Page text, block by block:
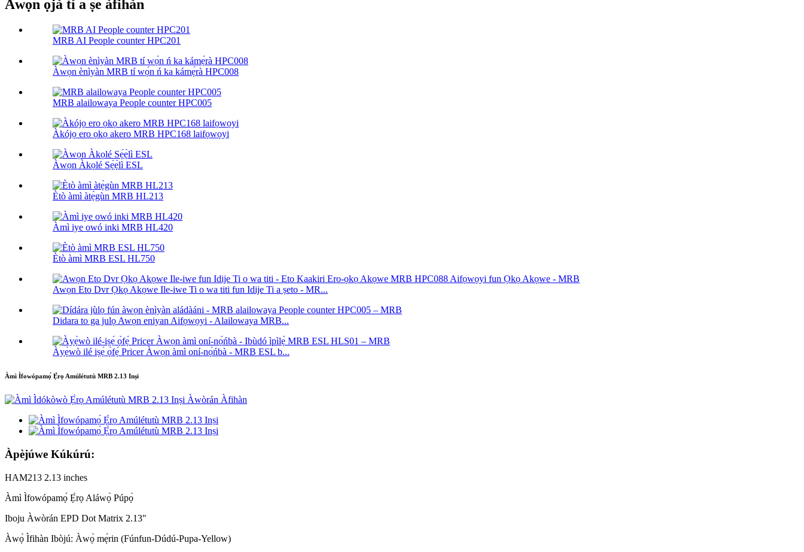
Àwọn ọjà tí a ṣe àfihàn
MRB AI People counter HPC201
Àwọn ènìyàn MRB tí wọ́n ń ka kámẹ́rà HPC008
MRB alailowaya People counter HPC005
Àkójọ ero ọkọ akero MRB HPC168 laifọwọyi
Àwọn Àkọlé Sẹ́ẹ̀lì ESL
Ètò àmì àtẹ̀gùn MRB HL213
Àmì iye owó inki MRB HL420
Ètò àmì MRB ESL HL750
Awọn Eto Dvr Ọkọ Akọwe Ile-iwe Ti o wa titi fun Idije Ti a ṣeto - MR...
Didara to ga julọ Awọn eniyan Aifọwọyi - Alailowaya MRB...
Àyẹ̀wò ilé iṣẹ́ ọ̀fẹ́ Pricer Àwọn àmì oní-nọ́ńbà - MRB ESL b...
Àmì Ìfowópamọ́ Ẹ̀rọ Amúlétutù MRB 2.13 Inṣi
Àpèjúwe Kúkúrú:
HAM213 2.13 inches
Àmì Ìfowópamọ́ Ẹ̀rọ Aláwọ̀ Púpọ̀
Iboju Àwòrán EPD Dot Matrix 2.13″
Àwọ̀ Ìfihàn Ibòjú: Àwọ̀ mẹ́rin (Fúnfun-Dúdú-Pupa-Yellow)